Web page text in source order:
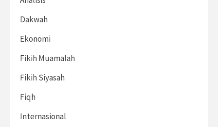
Dakwah
Ekonomi
Fikih Muamalah
Fikih Siyasah
Fiqh
Internasional